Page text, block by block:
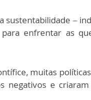
–
enfrentar as
muitas
negativos e